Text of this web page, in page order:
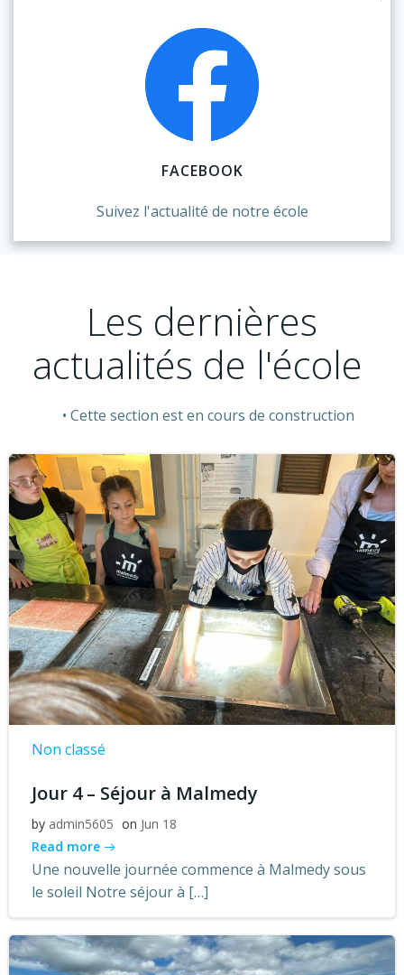
FACEBOOK
Suivez l'actualité de notre école
Les dernières
actualités de l'école
Cette section est en cours de construction
Non classé
Jour 4 – Séjour à Malmedy
by admin5605 on Jun 18
Read more
Une nouvelle journée commence à Malmedy sous
le soleil Notre séjour à […]